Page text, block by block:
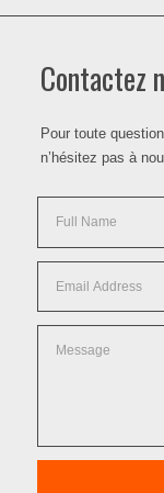
Contactez
Pour toute
n’hésitez pas à